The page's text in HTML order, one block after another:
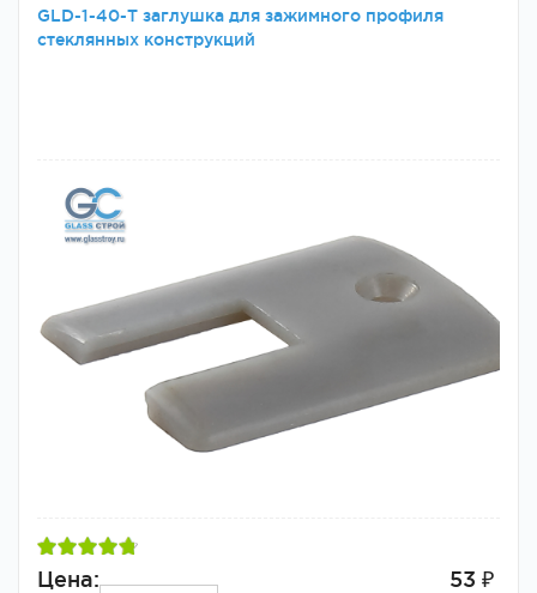
GLD-1-40-Т заглушка для зажимного профиля
стеклянных конструкций
Цена: 53 ₽